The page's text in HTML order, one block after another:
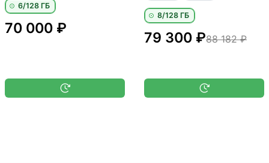
6/128 ГБ
70 000 ₽
8/128 ГБ
88 182 ₽
79 300 ₽